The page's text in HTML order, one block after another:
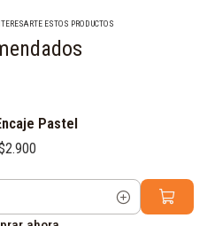
ESTOS PRODUCTOS
Pastel